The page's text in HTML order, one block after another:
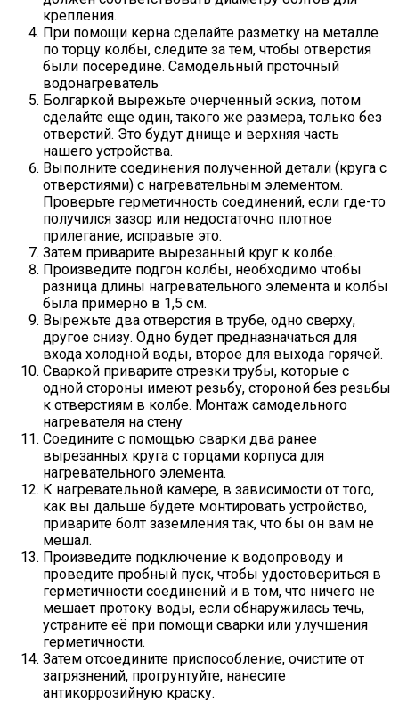
крепления.
При помощи керна сделайте разметку на металле
по торцу колбы, следите за тем, чтобы отверстия
были посередине. Самодельный проточный
водонагреватель
Болгаркой вырежьте очерченный эскиз, потом
сделайте еще один, такого же размера, только без
отверстий. Это будут днище и верхняя часть
нашего устройства.
Выполните соединения полученной детали (круга с
отверстиями) с нагревательным элементом.
Проверьте герметичность соединений, если где-то
получился зазор или недостаточно плотное
прилегание, исправьте это.
Затем приварите вырезанный круг к колбе.
Произведите подгон колбы, необходимо чтобы
разница длины нагревательного элемента и колбы
была примерно в 1,5 см.
Вырежьте два отверстия в трубе, одно сверху,
другое снизу. Одно будет предназначаться для
входа холодной воды, второе для выхода горячей.
Сваркой приварите отрезки трубы, которые с
одной стороны имеют резьбу, стороной без резьбы
к отверстиям в колбе. Монтаж самодельного
нагревателя на стену
Соедините с помощью сварки два ранее
вырезанных круга с торцами корпуса для
нагревательного элемента.
К нагревательной камере, в зависимости от того,
как вы дальше будете монтировать устройство,
приварите болт заземлениятак, что бы он вам не
мешал.
Произведите подключение к водопроводу и
проведите пробный пуск, чтобы удостовериться в
герметичности соединений и в том, что ничего не
мешает протоку воды, если обнаружилась течь,
устраните её при помощи сварки или улучшения
герметичности.
Затем отсоедините приспособление, очистите от
загрязнений, прогрунтуйте, нанесите
антикоррозийную краску.